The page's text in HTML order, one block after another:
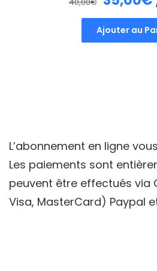
prix
initial
Ajouter au
L’abonnement en ligne
Les paiements sont
peuvent être effectués via
Visa, MasterCard) Paypal